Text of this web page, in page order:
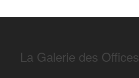
La Galerie des Offices